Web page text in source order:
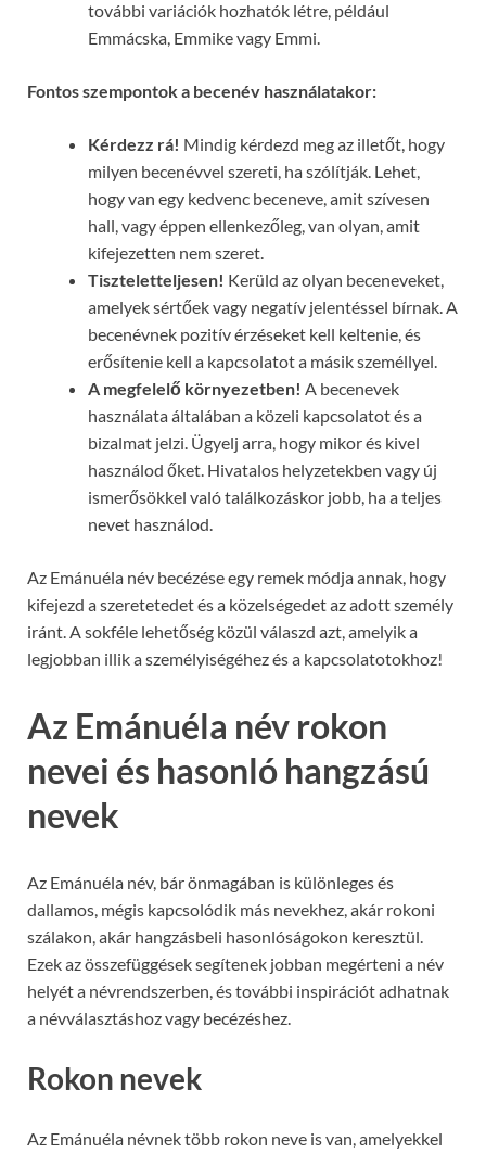
további variációk hozhatók létre, például
Emmácska, Emmike vagy Emmi.
Fontos szempontok a becenév használatakor:
Kérdezz rá! Mindig kérdezd meg az illetőt, hogy
milyen becenévvel szereti, ha szólítják. Lehet,
hogy van egy kedvenc beceneve, amit szívesen
hall, vagy éppen ellenkezőleg, van olyan, amit
kifejezetten nem szeret.
Tiszteletteljesen! Kerüld az olyan beceneveket,
amelyek sértőek vagy negatív jelentéssel bírnak. A
becenévnek pozitív érzéseket kell keltenie, és
erősítenie kell a kapcsolatot a másik személlyel.
A megfelelő környezetben! A becenevek
használata általában a közeli kapcsolatot és a
bizalmat jelzi. Ügyelj arra, hogy mikor és kivel
használod őket. Hivatalos helyzetekben vagy új
ismerősökkel való találkozáskor jobb, ha a teljes
nevet használod.
Az Emánuéla név becézése egy remek módja annak, hogy
kifejezd a szeretetedet és a közelségedet az adott személy
iránt. A sokféle lehetőség közül válaszd azt, amelyik a
legjobban illik a személyiségéhez és a kapcsolatotokhoz!
Az Emánuéla név rokon
nevei és hasonló hangzású
nevek
Az Emánuéla név, bár önmagában is különleges és
dallamos, mégis kapcsolódik más nevekhez, akár rokoni
szálakon, akár hangzásbeli hasonlóságokon keresztül.
Ezek az összefüggések segítenek jobban megérteni a név
helyét a névrendszerben, és további inspirációt adhatnak
a névválasztáshoz vagy becézéshez.
Rokon nevek
Az Emánuéla névnek több rokon neve is van, amelyekkel